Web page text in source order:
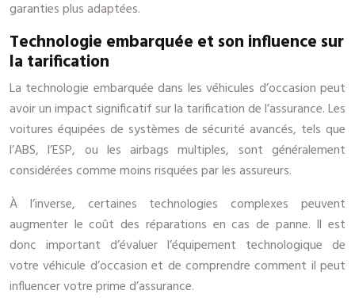
garanties plus adaptées.
Technologie embarquée et son influence sur
la tarification
La technologie embarquée dans les véhicules d’occasion peut
avoir un impact significatif sur la tarification de l’assurance. Les
voitures équipées de systèmes de sécurité avancés, tels que
l’ABS, l’ESP, ou les airbags multiples, sont généralement
considérées comme moins risquées par les assureurs.
À l’inverse, certaines technologies complexes peuvent
augmenter le coût des réparations en cas de panne. Il est
donc important d’évaluer l’équipement technologique de
votre véhicule d’occasion et de comprendre comment il peut
influencer votre prime d’assurance.